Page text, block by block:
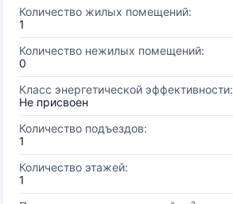
Количество жилых помещений:
1
Количество нежилых помещений:
0
Класс энергетической эффективности:
Не присвоен
Количество подъездов:
1
Количество этажей:
1